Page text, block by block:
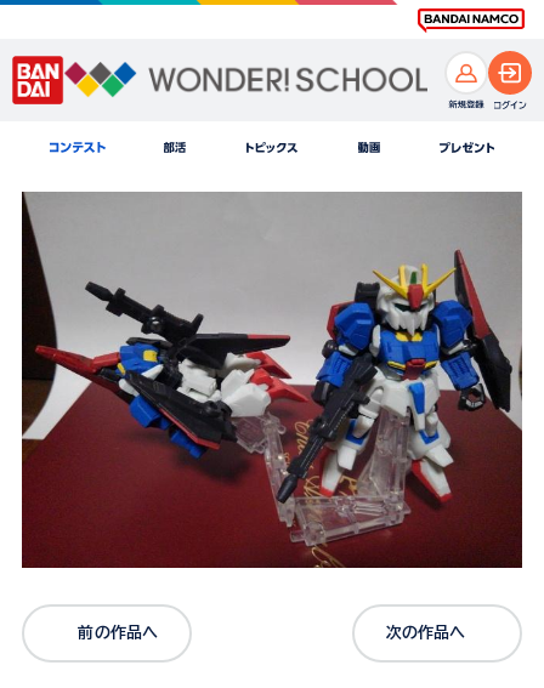
前の作品へ 次の作品へ